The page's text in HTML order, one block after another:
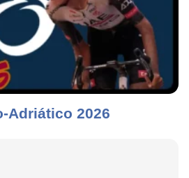
Adriático 2026